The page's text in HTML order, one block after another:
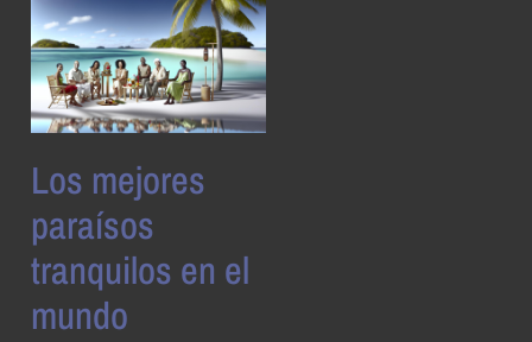
Los mejores
paraísos
tranquilos en el
mundo